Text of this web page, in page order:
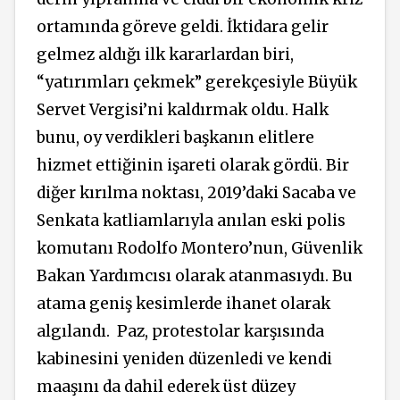
ortamında göreve geldi. İktidara gelir
gelmez aldığı ilk kararlardan biri,
“yatırımları çekmek” gerekçesiyle Büyük
Servet Vergisi’ni kaldırmak oldu. Halk
bunu, oy verdikleri başkanın elitlere
hizmet ettiğinin işareti olarak gördü. Bir
diğer kırılma noktası, 2019’daki Sacaba ve
Senkata katliamlarıyla anılan eski polis
komutanı Rodolfo Montero’nun, Güvenlik
Bakan Yardımcısı olarak atanmasıydı. Bu
atama geniş kesimlerde ihanet olarak
algılandı. Paz, protestolar karşısında
kabinesini yeniden düzenledi ve kendi
maaşını da dahil ederek üst düzey